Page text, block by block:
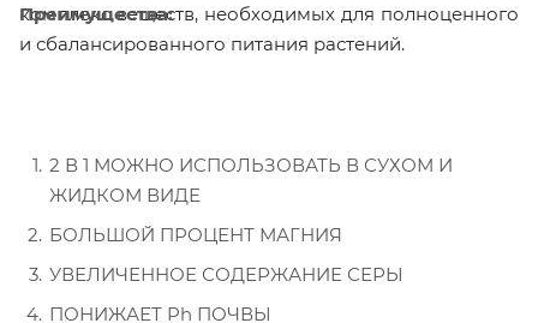
комплекс веществ, необходимых для полноценного
и сбалансированного питания растений.
Преимущества:
2 В 1 МОЖНО ИСПОЛЬЗОВАТЬ В СУХОМ И
ЖИДКОМ ВИДЕ
БОЛЬШОЙ ПРОЦЕНТ МАГНИЯ
УВЕЛИЧЕННОЕ СОДЕРЖАНИЕ СЕРЫ
ПОНИЖАЕТ Ph ПОЧВЫ